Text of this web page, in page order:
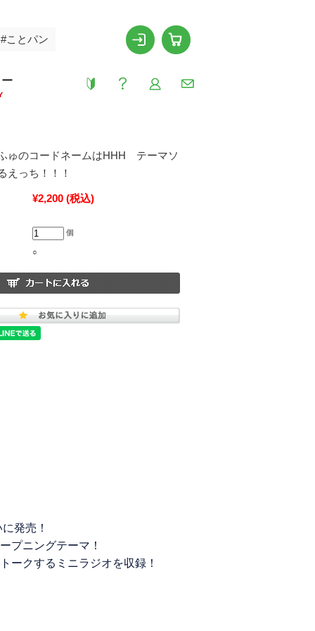
#ことパン
ゅのコードネームはHHH テーマソ
っち！！！
¥2,200 (税込)
個
○
発売！
プニングテーマ！
ークするミニラジオを収録！